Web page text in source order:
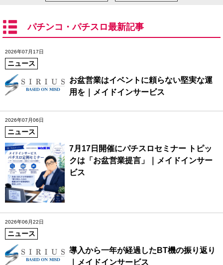
パチンコ・パチスロ最新記事
2026年07月17日
ニュース
お盆営業はイベントに頼らない堅実な運
用を｜メイドインサービス
2026年07月06日
ニュース
7月17日開催にパチスロセミナー トピッ
クは「お盆営業提言」｜メイドインサー
ビス
2026年06月22日
ニュース
導入から一年が経過したBT機の振り返り
｜メイドインサービス